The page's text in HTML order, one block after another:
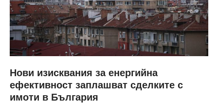
Нови изисквания за енергийна
ефективност заплашват сделките с
имоти в България